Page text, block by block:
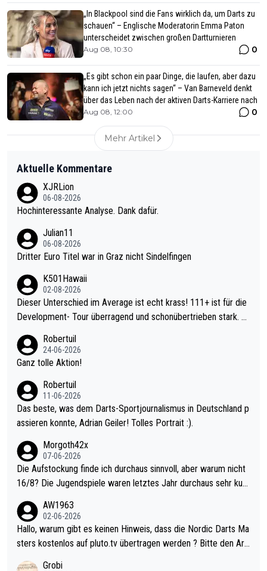
„In Blackpool sind die Fans wirklich da, um Darts zu
schauen“ – Englische Moderatorin Emma Paton
unterscheidet zwischen großen Dartturnieren
Aug 08, 10:30 0
„Es gibt schon ein paar Dinge, die laufen, aber dazu
kann ich jetzt nichts sagen“ – Van Barneveld denkt
über das Leben nach der aktiven Darts-Karriere nach
Aug 08, 12:00 0
Mehr Artikel
Aktuelle Kommentare
XJRLion
06-08-2026
Hochinteressante Analyse. Dank dafür.
Julian11
06-08-2026
Dritter Euro Titel war in Graz nicht Sindelfingen
K501Hawaii
02-08-2026
Dieser Unterschied im Average ist echt krass! 111+ ist für die
Development- Tour überragend und schonübertrieben stark. U
mal 40+ erst recht. Da gewinnst keinen Blumentopf - ist ja noc
h krasser wie ein Pokalspiel eines Kreisligisten vs einem Bund
Robertuil
24-06-2026
Ganz tolle Aktion!
Robertuil
11-06-2026
Das beste, was dem Darts-Sportjournalismus in Deutschland p
assieren konnte, Adrian Geiler! Tolles Portrait :).
Morgoth42x
07-06-2026
Die Aufstockung finde ich durchaus sinnvoll, aber warum nicht
16/8? Die Jugendspiele waren letztes Jahr durchaus sehr kurz
Allerdings ist Mitchell Lawrie als Nummer 1 der Welt eh qualifi
ziert. Somit ändert die automatische Qualifikation des Weltmei
sters erstmal nichts. Ich denke sie wollen damit für nächstes J
ohl wenig WDF Turniere spielen. Dies war bei Archie Self letzt
AW1963
02-06-2026
Hallo, warum gibt es keinen Hinweis, dass die Nordic Darts Ma
sters kostenlos auf pluto.tv übertragen werden ? Bitte den Arti
Grobi